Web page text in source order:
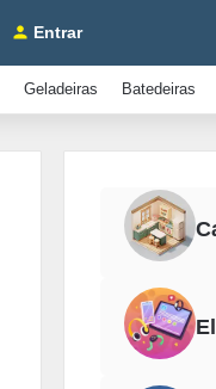
Entrar
Geladeiras Batedeiras